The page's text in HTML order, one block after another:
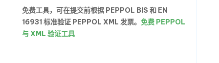
免费工具，可在提交前根据 PEPPOL BIS 和 EN
16931 标准验证 PEPPOL XML 发票。 免费 PEPPOL
与 XML 验证工具